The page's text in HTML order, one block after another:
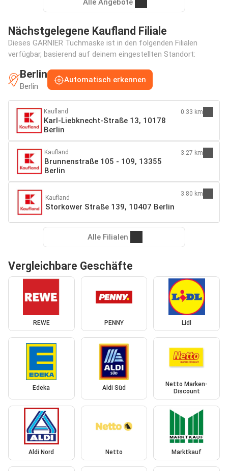
Nächstgelegene Kaufland Filiale
Dieses GARNIER Tuchmaske ist in den folgenden Filialen
verfügbar, basierend auf deinem eingestellten Standort:
Berlin
Berlin
Automatisch erkennen
Kaufland
Karl-Liebknecht-Straße 13, 10178
Berlin
0.33 km
Kaufland
Brunnenstraße 105 - 109, 13355
Berlin
3.27 km
Kaufland
Storkower Straße 139, 10407 Berlin
3.80 km
Alle Filialen
Vergleichbare Geschäfte
REWE PENNY Lidl
Edeka Aldi Süd
Netto Marken-
Discount
Aldi Nord Netto Marktkauf